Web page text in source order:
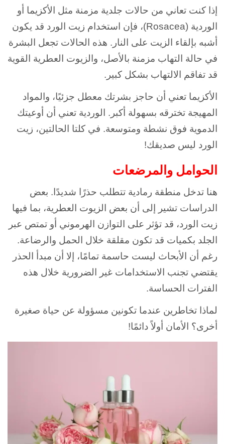
إذا كنت تعاني من حالات جلدية مزمنة مثل الأكزيما أو
الوردية (Rosacea)، فإن استخدام زيت الورد قد يكون
أشبه بإلقاء الزيت على النار. هذه الحالات تجعل البشرة
في حالة التهاب مزمنة بالأصل، والزيوت العطرية القوية
قد تفاقم الالتهاب بشكل كبير.
الأكزيما تعني أن حاجز بشرتك معطل جزئيًا، والمواد
المهيجة تخترقه بسهولة أكبر. الوردية تعني أن أوعيتك
الدموية فوق نشطة ومتوسعة. في كلتا الحالتين، زيت
الورد ليس صديقك!
الحوامل والمرضعات
هنا تدخل منطقة رمادية تتطلب حذرًا شديدًا. بعض
الدراسات تشير إلى أن بعض الزيوت العطرية، بما فيها
زيت الورد، قد تؤثر على التوازن الهرموني أو تمتص عبر
الجلد بكميات قد تكون مقلقة خلال الحمل والرضاعة.
رغم أن الأبحاث ليست حاسمة تمامًا، إلا أن مبدأ الحذر
يقتضي تجنب الاستخدامات غير الضرورية خلال هذه
الفترات الحساسة.
لماذا تخاطرين عندما تكونين مسؤولة عن حياة صغيرة
أخرى؟ الأمان أولاً دائمًا!